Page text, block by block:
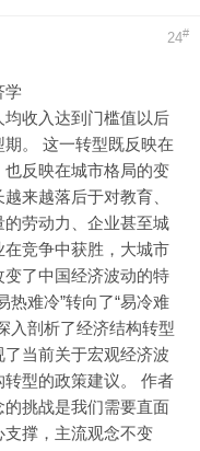
24#
学
收入达到门槛值以后
。 这一转型既反映在
反映在城市格局的变
来越落后于对教育、
劳动力、企业甚至城
竞争中获胜，大城市
了中国经济波动的特
热难冷”转向了“易冷难
入剖析了经济结构转型
当前关于宏观经济波
型的政策建议。 作者
挑战是我们需要直面
撑，主流观念不变